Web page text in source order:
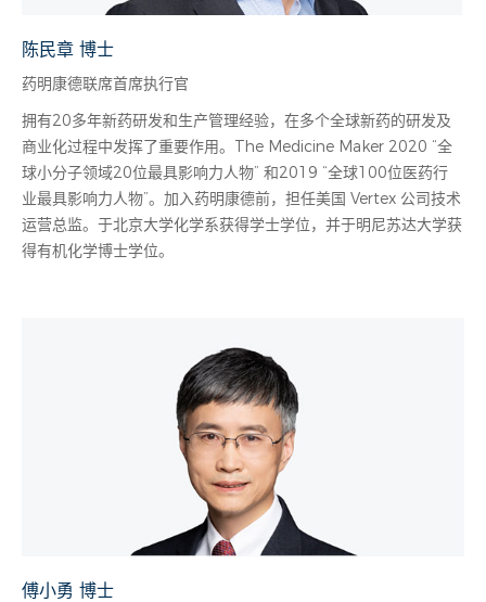
陈民章 博士
药明康德联席首席执行官
拥有20多年新药研发和生产管理经验，在多个全球新药的研发及
商业化过程中发挥了重要作用。The Medicine Maker 2020 “全
球小分子领域20位最具影响力人物” 和2019 “全球100位医药行
业最具影响力人物”。加入药明康德前，担任美国 Vertex 公司技术
运营总监。于北京大学化学系获得学士学位，并于明尼苏达大学获
得有机化学博士学位。
傅小勇 博士